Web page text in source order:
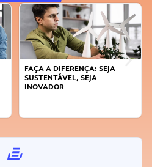
FAÇA A DIFERENÇA: SEJA
SUSTENTÁVEL, SEJA
INOVADOR